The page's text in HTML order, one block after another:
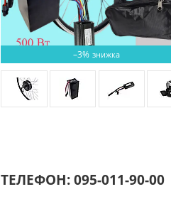
–3%
ТЕЛЕФОН: 095-011-90-00